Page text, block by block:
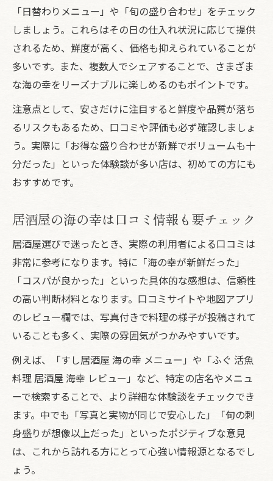
リピートしたくなる海の幸居酒屋の魅力
居酒屋の海の幸で心もお腹も満たす方法
「日替わりメニュー」や「旬の盛り合わせ」をチェック
しましょう。これらはその日の仕入れ状況に応じて提供
されるため、鮮度が高く、価格も抑えられていることが
多いです。また、複数人でシェアすることで、さまざま
な海の幸をリーズナブルに楽しめるのもポイントです。
注意点として、安さだけに注目すると鮮度や品質が落ち
るリスクもあるため、口コミや評価も必ず確認しましょ
う。実際に「お得な盛り合わせが新鮮でボリュームも十
分だった」といった体験談が多い店は、初めての方にも
おすすめです。
居酒屋の海の幸は口コミ情報も要チェック
居酒屋選びで迷ったとき、実際の利用者による口コミは
非常に参考になります。特に「海の幸が新鮮だった」
「コスパが良かった」といった具体的な感想は、信頼性
の高い判断材料となります。口コミサイトや地図アプリ
のレビュー欄では、写真付きで料理の様子が投稿されて
いることも多く、実際の雰囲気がつかみやすいです。
例えば、「すし居酒屋 海の幸 メニュー」や「ふぐ 活魚
料理 居酒屋 海幸 レビュー」など、特定の店名やメニュ
ーで検索することで、より詳細な体験談をチェックでき
ます。中でも「写真と実物が同じで安心した」「旬の刺
身盛りが想像以上だった」といったポジティブな意見
は、これから訪れる方にとって心強い情報源となるでし
ょう。